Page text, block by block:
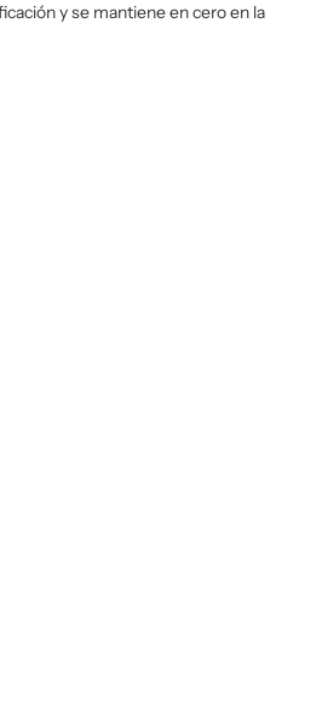
y se mantiene en cero en la